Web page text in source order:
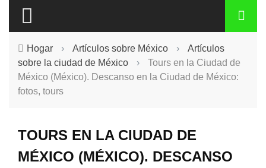
Hogar › Artículos sobre México ›
Artículos
sobre la ciudad de México
›
Tours en la Ciudad de
México (México). Descanso en la Ciudad de México:
fotos, tours
TOURS EN LA CIUDAD DE
MÉXICO (MÉXICO). DESCANSO